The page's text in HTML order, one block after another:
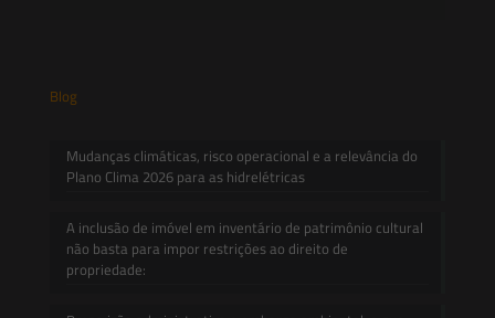
Blog
Mudanças climáticas, risco operacional e a relevância do
Plano Clima 2026 para as hidrelétricas
A inclusão de imóvel em inventário de patrimônio cultural
não basta para impor restrições ao direito de
propriedade: